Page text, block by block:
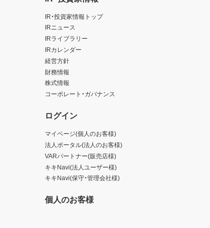
IR・投資家情報トップ
IRニュース
IRライブラリー
IRカレンダー
経営方針
財務情報
株式情報
コーポレート・ガバナンス
ログイン
マイページ(個人のお客様)
法人ポータル(法人のお客様)
VARパートナー(販売店様)
キキNavi(法人ユーザー様)
キキNavi(保守・管理会社様)
個人のお客様